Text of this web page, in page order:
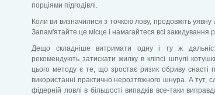
порціями підгодівлі.
Коли ви визначилися з точкою лову, продовжіть
Запам'ятайте це місце і намагайтеся всі закидування
Дещо складніше витримати одну і ту ж
рекомендують затискати жилку в кліпсі шпулі
цього методу є те, що зростає ризик обриву снасті
використанні практично нерозтяжного шнура. А тут,
фідерній ловлі в більшості випадків все-таки